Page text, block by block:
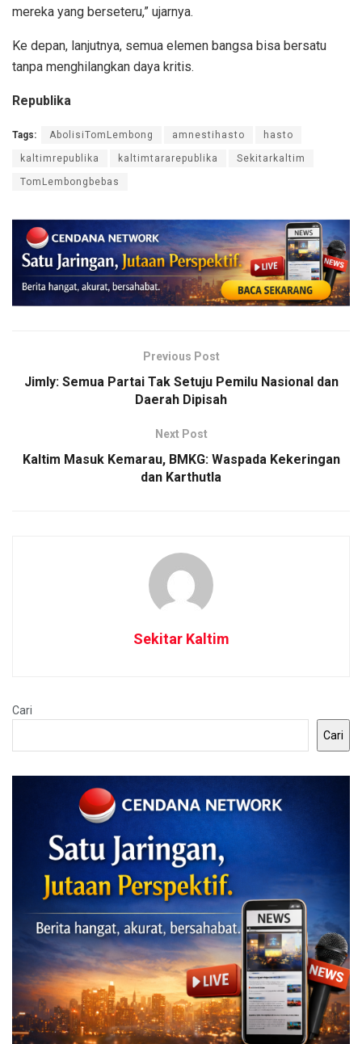
mereka yang berseteru,” ujarnya.
Ke depan, lanjutnya, semua elemen bangsa bisa bersatu
tanpa menghilangkan daya kritis.
Republika
Tags: AbolisiTomLembong amnestihasto hasto
kaltimrepublika kaltimtararepublika Sekitarkaltim
TomLembongbebas
Previous Post
Jimly: Semua Partai Tak Setuju Pemilu Nasional dan
Daerah Dipisah
Next Post
Kaltim Masuk Kemarau, BMKG: Waspada Kekeringan
dan Karthutla
Sekitar Kaltim
Cari
Cari